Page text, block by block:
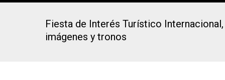
Fiesta de Interés Turístico
imágenes y tronos